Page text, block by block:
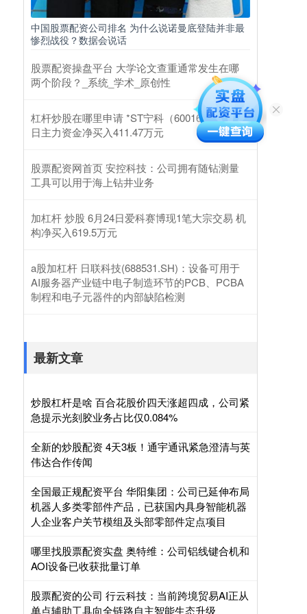
中国股票配资公司排名 为什么说诺曼底登陆并非最
惨烈战役？数据会说话
股票配资操盘平台 大学论文查重通常发生在哪
两个阶段？_系统_学术_原创性
杠杆炒股在哪里申请 *ST宁科（600165）2月25
日主力资金净买入411.47万元
股票配资网首页 安控科技：公司拥有随钻测量
工具可以用于海上钻井业务
加杠杆 炒股 6月24日爱科赛博现1笔大宗交易 机
构净买入619.5万元
a股加杠杆 日联科技(688531.SH)：设备可用于
AI服务器产业链中电子制造环节的PCB、PCBA
制程和电子元器件的内部缺陷检测
最新文章
炒股杠杆是啥 百合花股价四天涨超四成，公司紧
急提示光刻胶业务占比仅0.084%
全新的炒股配资 4天3板！通宇通讯紧急澄清与英
伟达合作传闻
全国最正规配资平台 华阳集团：公司已延伸布局
机器人多类零部件产品，已获国内具身智能机器
人企业客户关节模组及头部零部件定点项目
哪里找股票配资实盘 奥特维：公司铝线键合机和
AOI设备已收获批量订单
股票配资的公司 行云科技：当前跨境贸易AI正从
单点辅助工具向全链路自主智能生态升级